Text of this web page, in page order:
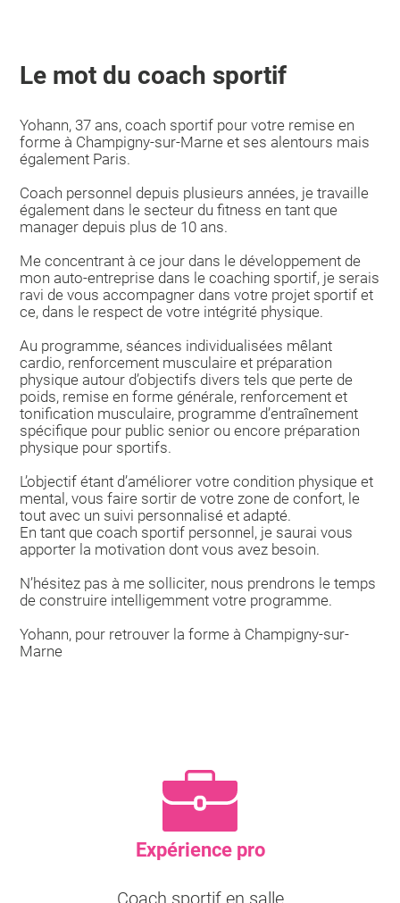
Le mot du coach sportif
Yohann, 37 ans, coach sportif pour votre remise en
forme à Champigny-sur-Marne et ses alentours mais
également Paris.
Coach personnel depuis plusieurs années, je travaille
également dans le secteur du fitness en tant que
manager depuis plus de 10 ans.
Me concentrant à ce jour dans le développement de
mon auto-entreprise dans le coaching sportif, je serais
ravi de vous accompagner dans votre projet sportif et
ce, dans le respect de votre intégrité physique.
Au programme, séances individualisées mêlant
cardio, renforcement musculaire et préparation
physique autour d’objectifs divers tels que perte de
poids, remise en forme générale, renforcement et
tonification musculaire, programme d’entraînement
spécifique pour public senior ou encore préparation
physique pour sportifs.
L’objectif étant d’améliorer votre condition physique et
mental, vous faire sortir de votre zone de confort, le
tout avec un suivi personnalisé et adapté.
En tant que coach sportif personnel, je saurai vous
apporter la motivation dont vous avez besoin.
N’hésitez pas à me solliciter, nous prendrons le temps
de construire intelligemment votre programme.
Yohann, pour retrouver la forme à Champigny-sur-
Marne
Expérience pro
Coach sportif en salle